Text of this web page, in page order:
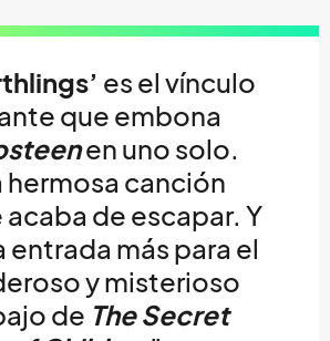
es el vínculo
que embona
en uno solo.
hermosa canción
acaba de escapar. Y
entrada más para el
y misterioso
de The Secret